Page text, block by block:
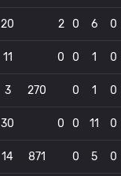
20 2 0 6 0
11 0 0 1 0
3 270 0 1 0
30 0 0 11 0
14 871 0 5 0